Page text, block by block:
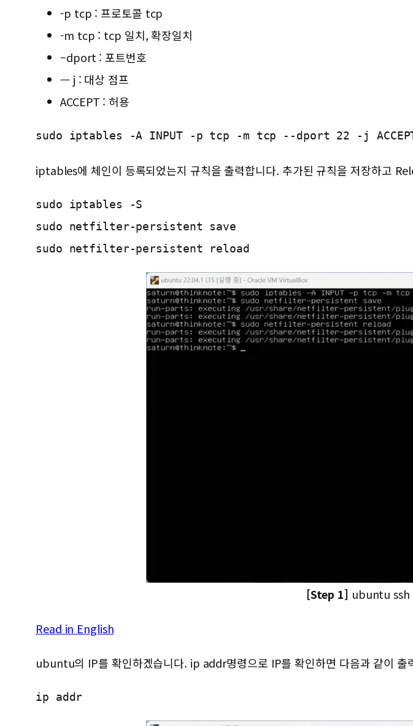
-p tcp : 프로토콜 tcp
-m tcp : tcp 일치, 확장일치
–dport : 포트번호
— j : 대상 점프
ACCEPT : 허용
sudo iptables -A INPUT -p tcp -m tcp --dport 22 -j
iptables에 체인이 등록되었는지 규칙을 출력합니다. 추가된 규칙을 저장하고
sudo iptables -S
sudo netfilter-persistent save
sudo netfilter-persistent reload
[Step 1] ubuntu ssh
Read in English
ubuntu의 IP를 확인하겠습니다. ip addr명령으로 IP를 확인하면 다음과 같이
ip addr